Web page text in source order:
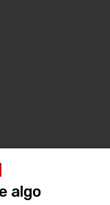
algo